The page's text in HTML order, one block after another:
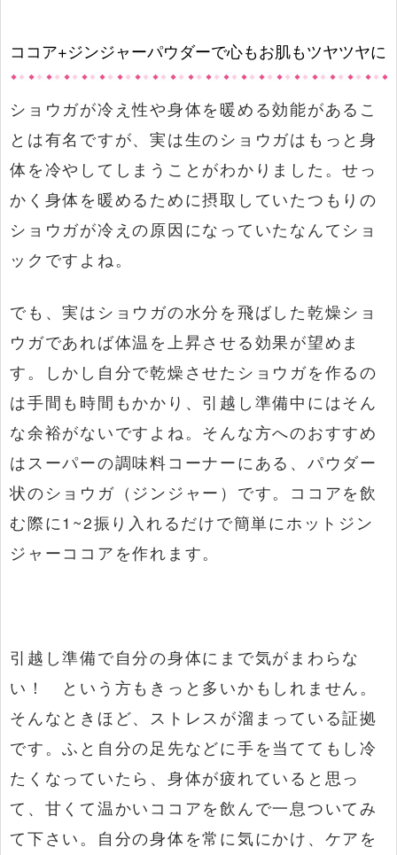
ココア+ジンジャーパウダーで心もお肌もツヤツヤに
ショウガが冷え性や身体を暖める効能があるこ
とは有名ですが、実は生のショウガはもっと身
体を冷やしてしまうことがわかりました。せっ
かく身体を暖めるために摂取していたつもりの
ショウガが冷えの原因になっていたなんてショ
ックですよね。
でも、実はショウガの水分を飛ばした乾燥ショ
ウガであれば体温を上昇させる効果が望めま
す。しかし自分で乾燥させたショウガを作るの
は手間も時間もかかり、引越し準備中にはそん
な余裕がないですよね。そんな方へのおすすめ
はスーパーの調味料コーナーにある、パウダー
状のショウガ（ジンジャー）です。ココアを飲
む際に1~2振り入れるだけで簡単にホットジン
ジャーココアを作れます。
引越し準備で自分の身体にまで気がまわらな
い！ という方もきっと多いかもしれません。
そんなときほど、ストレスが溜まっている証拠
です。ふと自分の足先などに手を当ててもし冷
たくなっていたら、身体が疲れていると思っ
て、甘くて温かいココアを飲んで一息ついてみ
て下さい。自分の身体を常に気にかけ、ケアを